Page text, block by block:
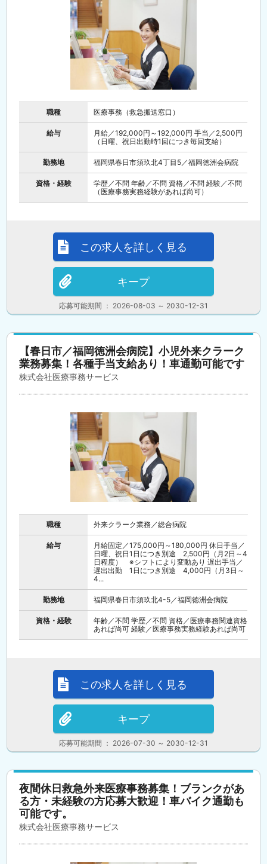
職種 医療事務（救急搬送窓口）
給与
月給／192,000円～192,000円 手当／2,500円
（日曜、祝日出勤時1回につき毎回支給）
勤務地 福岡県春日市須玖北4丁目5／福岡徳洲会病院
資格・経験
学歴／不問 年齢／不問 資格／不問 経験／不問
（医療事務実務経験があれば尚可）
応募可能期間 ： 2026-08-03 ～ 2030-12-31
この求人を詳しく見る
キープ
【春日市／福岡徳洲会病院】小児外来クラーク
業務募集！各種手当支給あり！車通勤可能です
株式会社医療事務サービス
職種 外来クラーク業務／総合病院
給与
月給固定／175,000円～180,000円 休日手当／
日曜、祝日1日につき別途 2,500円（月2日～4
日程度） ※シフトにより変動あり 遅出手当／
遅出出勤 1日につき別途 4,000円（月3日～
4...
勤務地 福岡県春日市須玖北4-5／福岡徳洲会病院
資格・経験
年齢／不問 学歴／不問 資格／医療事務関連資格
あれば尚可 経験／医療事務実務経験あれば尚可
応募可能期間 ： 2026-07-30 ～ 2030-12-31
この求人を詳しく見る
キープ
夜間休日救急外来医療事務募集！ブランクがあ
る方・未経験の方応募大歓迎！車バイク通勤も
可能です。
株式会社医療事務サービス